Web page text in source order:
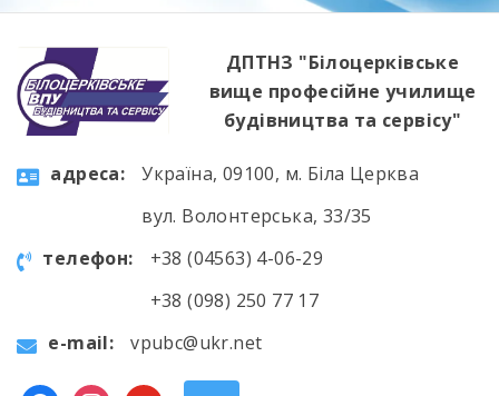
ДПТНЗ "Білоцерківське
вище професійне училище
будівництва та сервісу"
aдресa:
Україна, 09100, м. Біла Церква
вул. Волонтерська, 33/35
телефон:
+38 (04563) 4-06-29
+38 (098) 250 77 17
e-mail:
vpubc@ukr.net